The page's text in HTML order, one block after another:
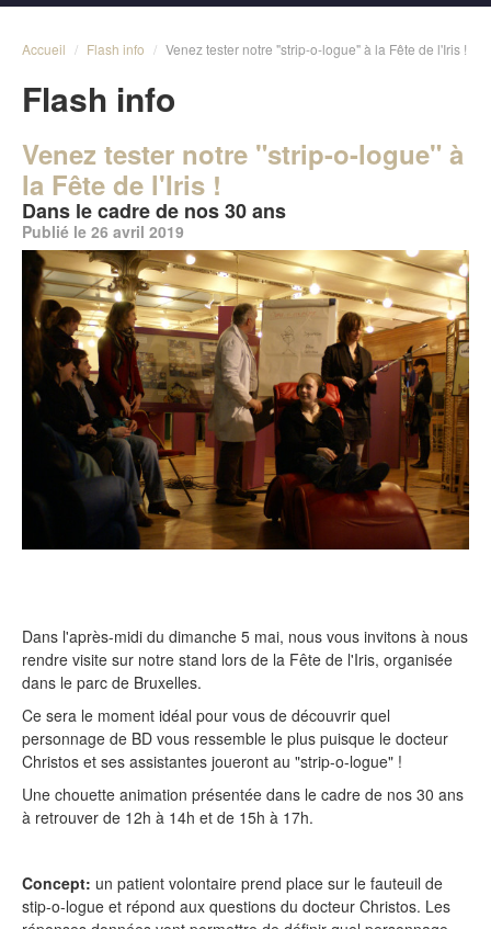
Accueil / Flash info / Venez tester notre "strip-o-logue" à la Fête de l'Iris !
Flash info
Venez tester notre "strip-o-logue" à
la Fête de l'Iris !
Dans le cadre de nos 30 ans
Publié le 26 avril 2019
Dans l'après-midi du dimanche 5 mai, nous vous invitons à nous
rendre visite sur notre stand lors de la Fête de l'Iris, organisée
dans le parc de Bruxelles.
Ce sera le moment idéal pour vous de découvrir quel
personnage de BD vous ressemble le plus puisque le docteur
Christos et ses assistantes joueront au "strip-o-logue" !
Une chouette animation présentée dans le cadre de nos 30 ans
à retrouver de 12h à 14h et de 15h à 17h.
Concept: un patient volontaire prend place sur le fauteuil de
stip-o-logue et répond aux questions du docteur Christos. Les